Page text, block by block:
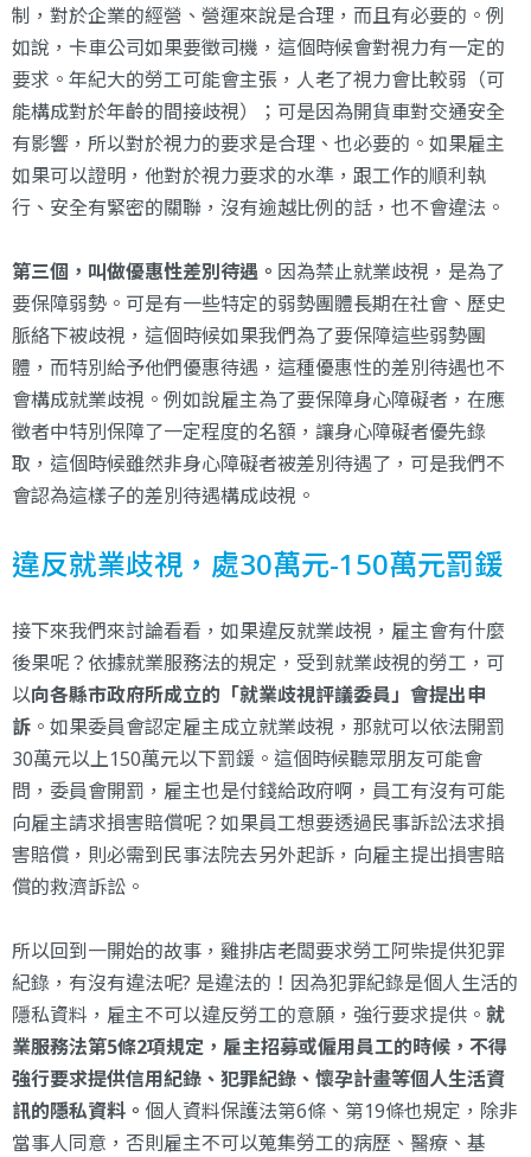
制，對於企業的經營、營運來說是合理，而且有必要的。例
如說，卡車公司如果要徵司機，這個時候會對視力有一定的
要求。年紀大的勞工可能會主張，人老了視力會比較弱（可
能構成對於年齡的間接歧視）；可是因為開貨車對交通安全
有影響，所以對於視力的要求是合理、也必要的。如果雇主
如果可以證明，他對於視力要求的水準，跟工作的順利執
行、安全有緊密的關聯，沒有逾越比例的話，也不會違法。
第三個，叫做優惠性差別待遇。 因為禁止就業歧視，是為了
要保障弱勢。可是有一些特定的弱勢團體長期在社會、歷史
脈絡下被歧視，這個時候如果我們為了要保障這些弱勢團
體，而特別給予他們優惠待遇，這種優惠性的差別待遇也不
會構成就業歧視。例如說雇主為了要保障身心障礙者，在應
徵者中特別保障了一定程度的名額，讓身心障礙者優先錄
取，這個時候雖然非身心障礙者被差別待遇了，可是我們不
會認為這樣子的差別待遇構成歧視。
違反就業歧視，處30萬元-150萬元罰鍰
接下來我們來討論看看，如果違反就業歧視，雇主會有什麼
後果呢？依據就業服務法的規定，受到就業歧視的勞工，可
以向各縣市政府所成立的「就業歧視評議委員」會提出申
訴 。如果委員會認定雇主成立就業歧視，那就可以依法開罰
30萬元以上150萬元以下罰鍰。這個時候聽眾朋友可能會
問，委員會開罰，雇主也是付錢給政府啊，員工有沒有可能
向雇主請求損害賠償呢？如果員工想要透過民事訴訟法求損
害賠償，則必需到民事法院去另外起訴，向雇主提出損害賠
償的救濟訴訟。
所以回到一開始的故事，雞排店老闆要求勞工阿柴提供犯罪
紀錄，有沒有違法呢? 是違法的！因為犯罪紀錄是個人生活的
隱私資料，雇主不可以違反勞工的意願，強行要求提供。 就
業服務法第5條2項規定，雇主招募或僱用員工的時候，不得
強行要求提供信用紀錄、犯罪紀錄、懷孕計畫等個人生活資
訊的隱私資料。 個人資料保護法第6條、第19條也規定，除非
當事人同意，否則雇主不可以蒐集勞工的病歷、醫療、基